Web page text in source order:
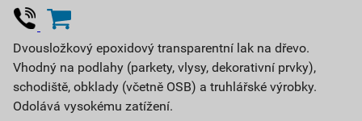
Dvousložkový epoxidový transparentní lak na dřevo.
Vhodný na podlahy (parkety, vlysy, dekorativní prvky),
schodiště, obklady (včetně OSB) a truhlářské výrobky.
Odolává vysokému zatížení.